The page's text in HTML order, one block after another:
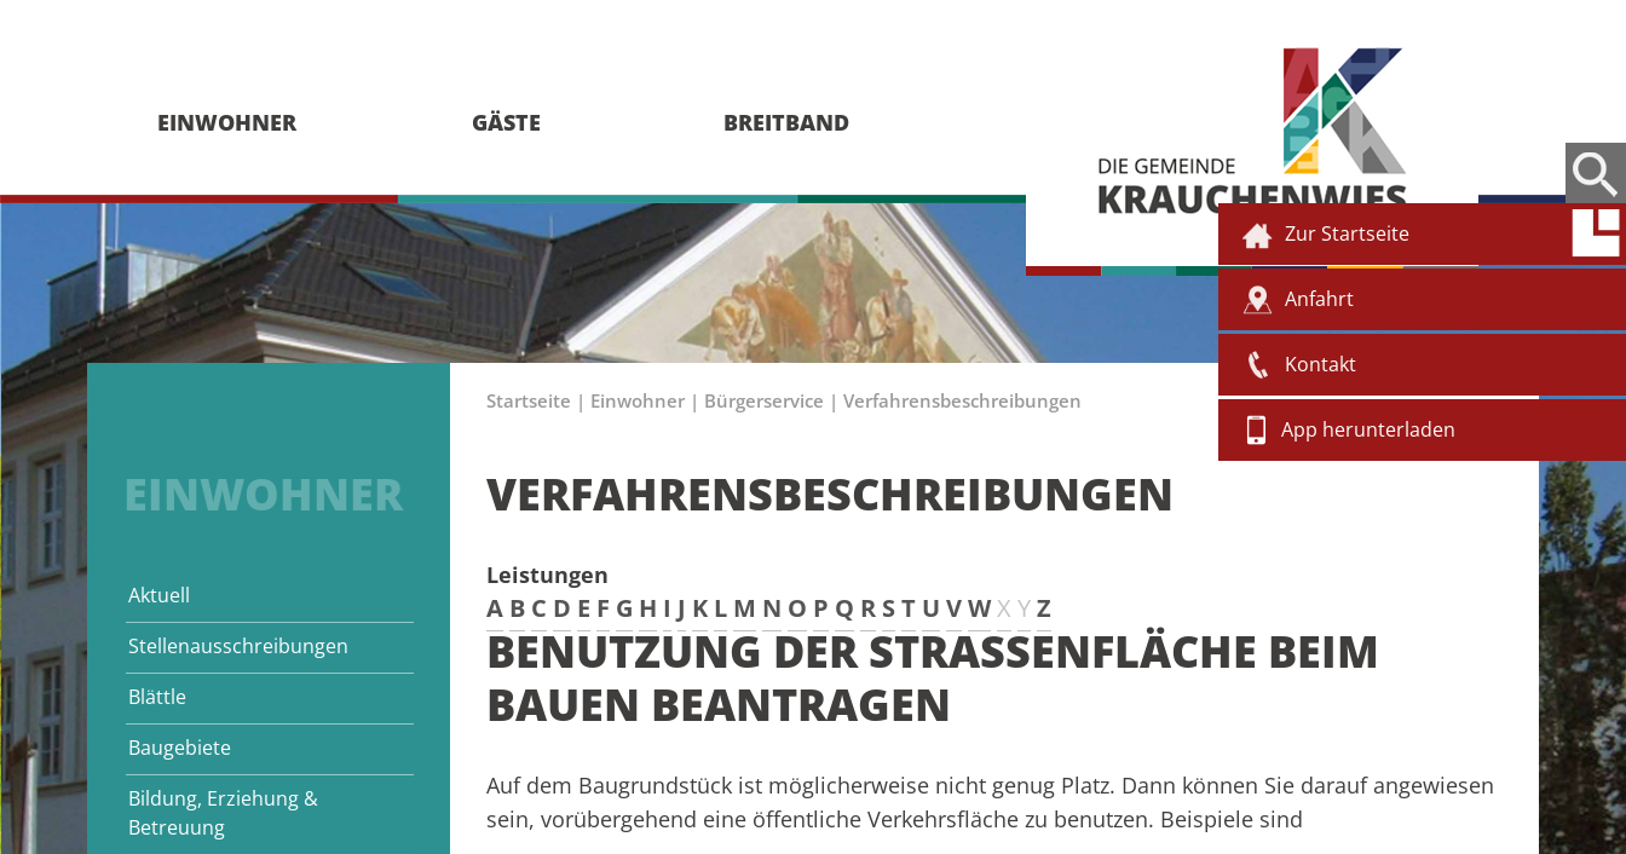
EINWOHNER GÄSTE BREITBAND
Zur Startseite
Anfahrt
Kontakt
App herunterladen
EINWOHNER
Aktuell
Stellenausschreibungen
Blättle
Baugebiete
Bildung, Erziehung &
Betreuung
Startseite | Einwohner | Bürgerservice | Verfahrensbeschreibungen
VERFAHRENSBESCHREIBUNGEN
Leistungen
A B C D E F G H I J K L M N O P Q R ST U VWX YZ
BENUTZUNG DER STRASSENFLÄCHE BEIM B
AUEN BEANTRAGEN
Auf dem Baugrundstück ist möglicherweise nicht genug Platz. Dann können Sie darauf angewiesen
sein, vorübergehend eine öffentliche Verkehrsfläche zu benutzen. Beispiele sind